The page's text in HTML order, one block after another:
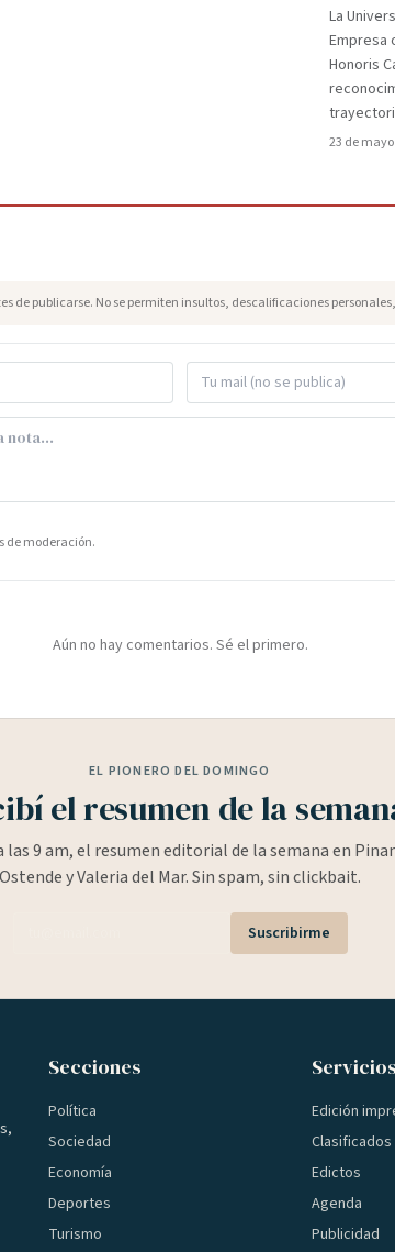
La
Empresa
Honoris
23 de mayo
de publicarse. No se permiten insultos, descalificaciones
de moderación.
Aún no hay comentarios. Sé el primero.
EL PIONERO DEL DOMINGO
el resumen de la
las 9 am, el resumen editorial de la semana en
Ostende y Valeria del Mar. Sin spam, sin clickbait.
Suscribirme
Secciones
Política
Sociedad
Economía
Deportes
Turismo
Servicios
Edición
Clasificados
Edictos
Agenda
Publicidad